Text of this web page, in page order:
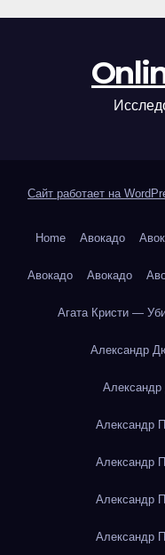
Сайт работает на
Home Авокадо
Авокадо Авокадо
Агата Кристи —
Александр
Александр
Александр
Александр
Александр